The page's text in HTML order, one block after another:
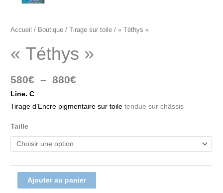
Accueil / Boutique / Tirage sur toile / « Téthys »
« Téthys »
580€ – 880€
Line. C
Tirage d’Encre pigmentaire sur toile tendue sur châssis
Taille
Ajouter au panier